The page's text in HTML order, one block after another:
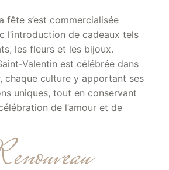
fête s’est commercialisée
l’introduction de cadeaux tels
les fleurs et les bijoux.
Valentin est célébrée dans
chaque culture y apportant ses
uniques, tout en conservant
de l’amour et de